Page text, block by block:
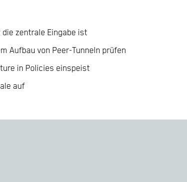
zentrale Eingabe ist
Aufbau von Peer-Tunneln prüfen
in Policies einspeist
auf